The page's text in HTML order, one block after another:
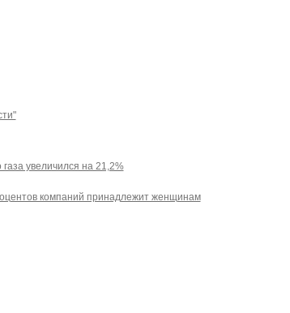
газа увеличился на 21,2%
компаний принадлежит женщинам